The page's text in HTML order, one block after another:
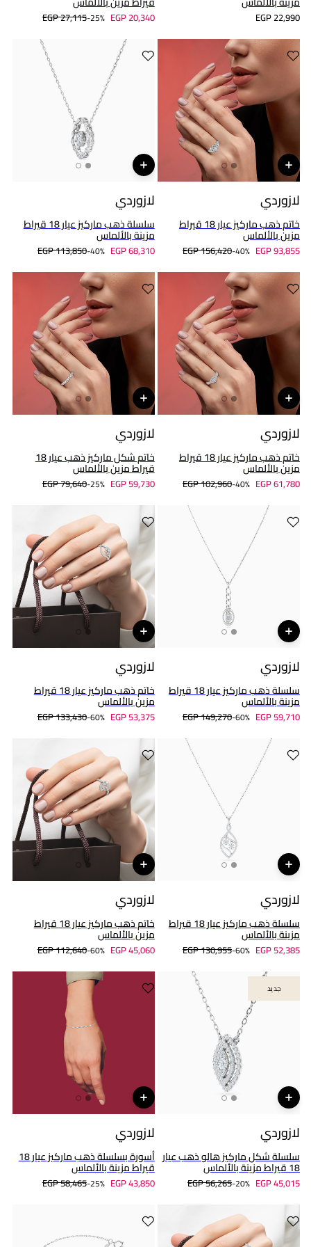
EGP 22,990
EGP 27,115 25%- EGP 20,340
لازوردي
خاتم ذهب ماركيز عيار 18 قيراط
مزين بالألماس
EGP 156,420 40%- EGP 93,855
لازوردي
سلسلة ذهب ماركيز عيار 18 قيراط
مزينة بالألماس
EGP 113,850 40%- EGP 68,310
لازوردي
خاتم ذهب ماركيز عيار 18 قيراط
مزين بالألماس
EGP 102,960 40%- EGP 61,780
لازوردي
خاتم شكل ماركيز ذهب عيار 18
قيراط مزين بالألماس
EGP 79,640 25%- EGP 59,730
لازوردي
سلسلة ذهب ماركيز عيار 18 قيراط
مزينة بالألماس
EGP 149,270 60%- EGP 59,710
لازوردي
خاتم ذهب ماركيز عيار 18 قيراط
مزين بالألماس
EGP 133,430 60%- EGP 53,375
لازوردي
سلسلة ذهب ماركيز عيار 18 قيراط
مزينة بالألماس
EGP 130,955 60%- EGP 52,385
لازوردي
خاتم ذهب ماركيز عيار 18 قيراط
مزين بالألماس
EGP 112,640 60%- EGP 45,060
جديد
جديد
لازوردي
سلسلة شكل ماركيز هالو ذهب عيار
18 قيراط مزينة بالألماس
EGP 56,265 20%- EGP 45,015
لازوردي
أسورة بسلسلة ذهب ماركيز عيار 18
قيراط مزينة بالألماس
EGP 58,465 25%- EGP 43,850